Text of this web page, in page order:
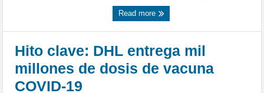
Read more
Hito clave: DHL entrega mil
millones de dosis de vacuna
COVID-19